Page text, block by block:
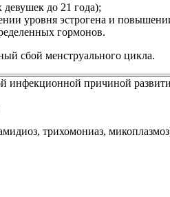
до 21 года);
уровня эстрогена и
гормонов.
сбой менструального цикла.
причиной
трихомониаз,